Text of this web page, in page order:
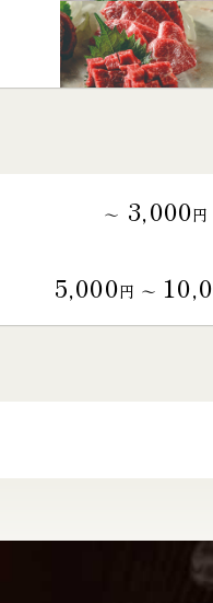
～ 3,000円
5,000円 〜